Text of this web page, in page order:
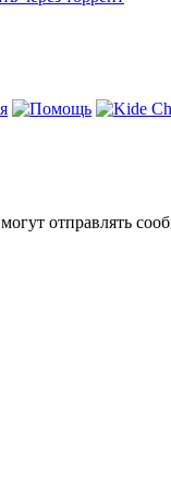
отправлять